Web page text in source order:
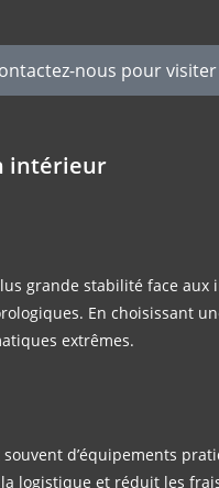
nous pour
intérieur
grande stabilité face aux
En choisissant
extrêmes.
d’équipements
logistique et réduit les